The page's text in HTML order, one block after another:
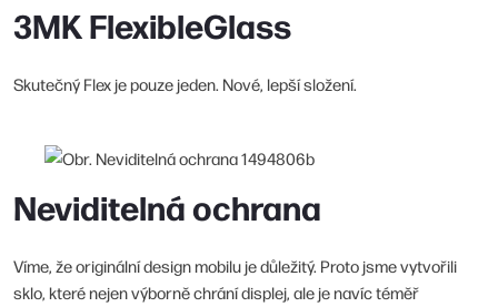
3MK FlexibleGlass
Skutečný Flex je pouze jeden. Nové, lepší složení.
Neviditelná ochrana
Víme, že originální design mobilu je důležitý. Proto jsme vytvořili
sklo, které nejen výborně chrání displej, ale je navíc téměř